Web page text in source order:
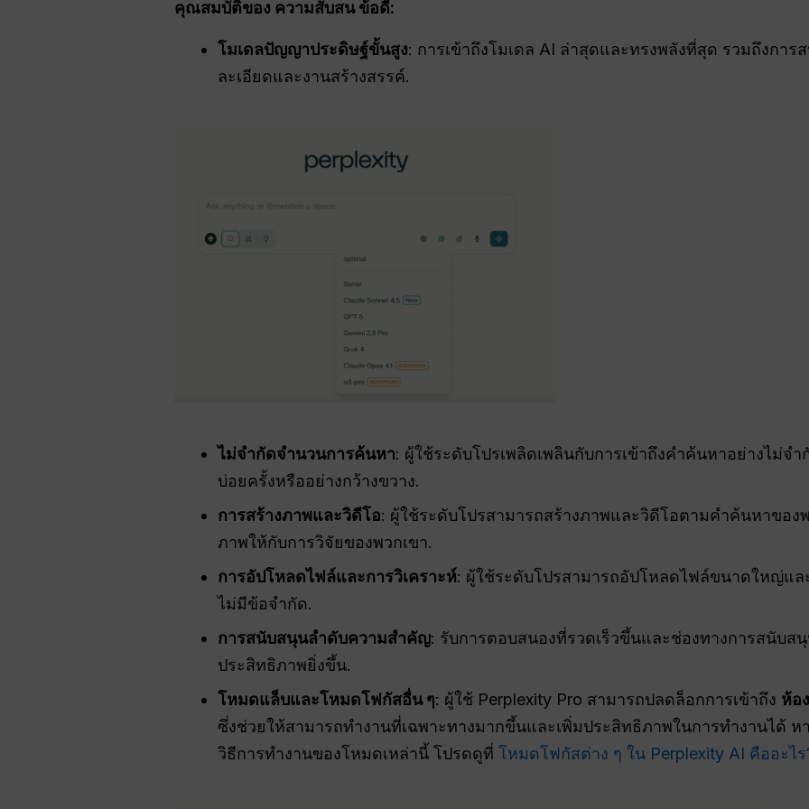
คุณสมบัติของ ความสับสนข้อดี:
โมเดลปัญญาประดิษฐ์ขั้นสูง: การเข้าถึงโมเดล AI ล่าสุดและทรงพลังที่สุด รวมถึงกา
ละเอียดและงานสร้างสรรค์.
ไม่จำกัดจำนวนการค้นหา: ผู้ใช้ระดับโปรเพลิดเพลินกับการเข้าถึงคำค้นหาอย่างไม่จ
บ่อยครั้งหรืออย่างกว้างขวาง.
การสร้างภาพและวิดีโอ: ผู้ใช้ระดับโปรสามารถสร้างภาพและวิดีโอตามคำค้นหาของ
ภาพให้กับการวิจัยของพวกเขา.
การอัปโหลดไฟล์และการวิเคราะห์: ผู้ใช้ระดับโปรสามารถอัปโหลดไฟล์ขนาดใหญ่แล
ไม่มีข้อจำกัด.
การสนับสนุนลำดับความสำคัญ: รับการตอบสนองที่รวดเร็วขึ้นและช่องทางการสนับส
ประสิทธิภาพยิ่งขึ้น.
โหมดแล็บและโหมดโฟกัสอื่น ๆ: ผู้ใช้ Perplexity Pro สามารถปลดล็อกการเข้าถึง ห้อ
ซึ่งช่วยให้สามารถทำงานที่เฉพาะทางมากขึ้นและเพิ่มประสิทธิภาพในการทำงานได้ ห
วิธีการทำงานของโหมดเหล่านี้ โปรดดูที่ โหมดโฟกัสต่าง ๆ ใน Perplexity AI คืออะ